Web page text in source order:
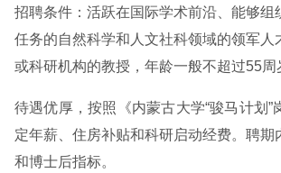
招聘条件：活跃在国际学术前沿、能够组
任务的自然科学和人文社科领域的领军人
或科研机构的教授，年龄一般不超过55周
待遇优厚，按照《内蒙古大学“骏马计划”
定年薪、住房补贴和科研启动经费。聘期
和博士后指标。